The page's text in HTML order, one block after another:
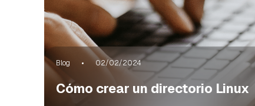
Blog 02/02/2024
Cómo crear un directorio Linux